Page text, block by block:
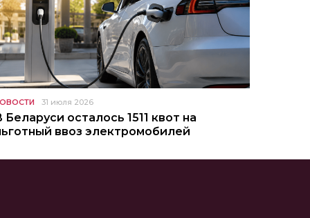
31 июля 2026
Беларуси осталось 1511 квот на
ввоз электромобилей